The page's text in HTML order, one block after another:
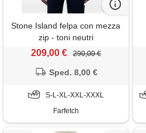
Stone Island felpa con mezza
zip - toni neutri
209,00 € 290,00 €
Sped. 8,00 €
S-L-XL-XXL-XXXL
Farfetch